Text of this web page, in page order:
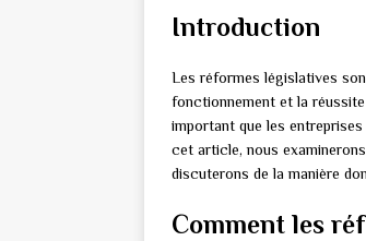
Introduction
Les réformes législatives
fonctionnement et la
important que les
cet article, nous
discuterons de la manière
Comment les